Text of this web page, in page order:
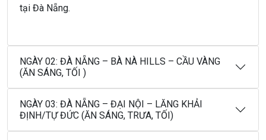
tại Đà Nẵng.
NGÀY 02: ĐÀ NẴNG – BÀ NÀ HILLS – CẦU VÀNG
(ĂN SÁNG, TỐI )
NGÀY 03: ĐÀ NẴNG – ĐẠI NỘI – LĂNG KHẢI
ĐỊNH/TỰ ĐỨC (ĂN SÁNG, TRƯA, TỐI)